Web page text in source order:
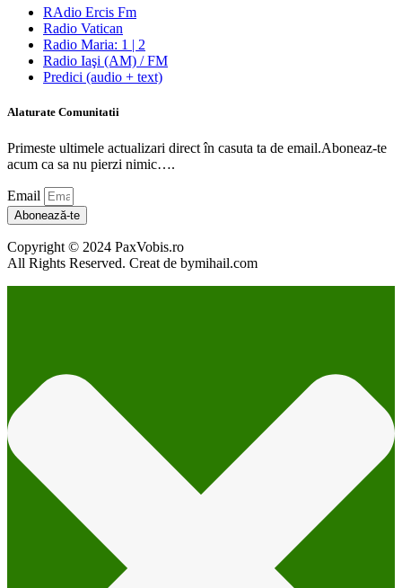
RAdio Ercis Fm
Radio Vatican
Radio Maria: 1 | 2
Radio Iaşi (AM) / FM
Predici (audio + text)
Alaturate Comunitatii
Primeste ultimele actualizari direct în casuta ta de email.Aboneaz-te
acum ca sa nu pierzi nimic….
Email
Abonează-te
Copyright © 2024 PaxVobis.ro
All Rights Reserved. Creat de bymihail.com